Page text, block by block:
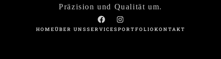
Präzision und Qualität um.
HOMEÜBER UNSSERVICESPORTFOLIOKONTAKT